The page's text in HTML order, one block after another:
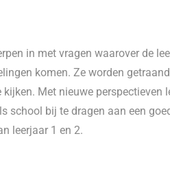
in met vragen waarover de
komen. Ze worden
Met nieuwe perspectieven
school bij te dragen aan een
leerjaar 1 en 2.